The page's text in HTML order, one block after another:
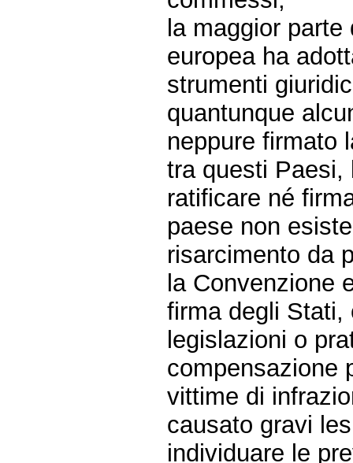
la maggior
europea ha
strumenti
quantunque
neppure firmato
tra questi Paesi,
ratificare né
paese non
risarcimento da
la Convenzione
firma degli Stati,
legislazioni o
compensazione
vittime di
causato gravi
individuare le